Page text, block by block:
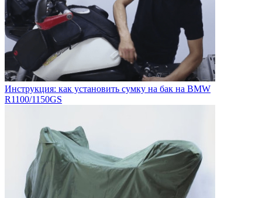
Инструкция: как установить сумку на бак на BMW
R1100/1150GS